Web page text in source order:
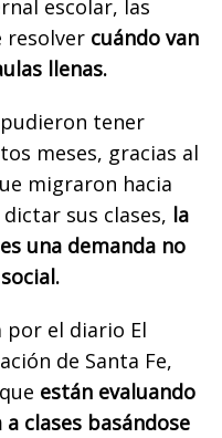
escolar, las
resolver cuándo van
llenas.
tener
meses, gracias al
migraron hacia
sus clases, la
una demanda no
por el diario El
de Santa Fe,
están evaluando
clases basándose